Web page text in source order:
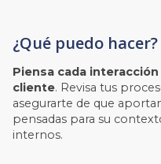
¿Qué puedo hacer?
Piensa cada
cliente. Revisa tus
asegurarte de que
pensadas para su
internos.